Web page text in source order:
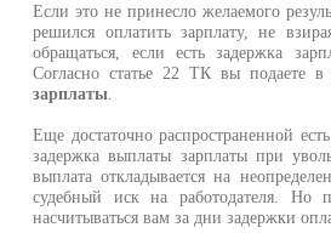
Если это не принесло желаемого
решился оплатить зарплату, не
обращаться, если есть задержка
Согласно статье 22 ТК вы подаете
зарплаты
Еще достаточно распространенной
задержка выплаты зарплаты при
выплата откладывается на
судебный иск на работодателя. Но
насчитываться вам за дни задержки